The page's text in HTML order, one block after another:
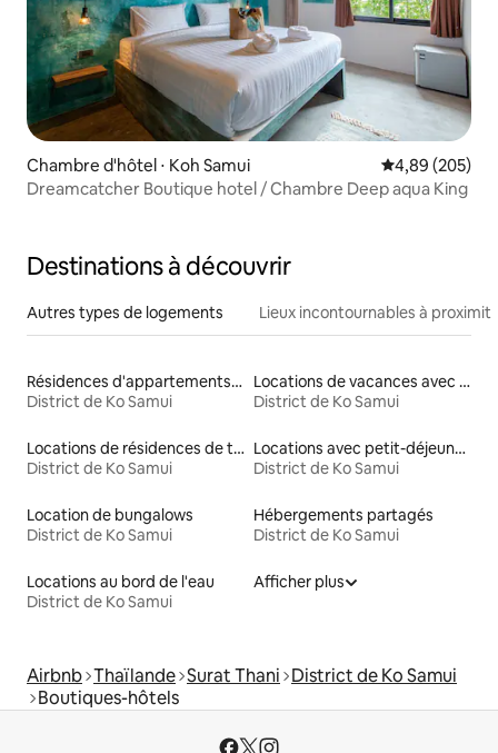
Chambre d'hôtel ⋅ Koh Samui Évaluation
4,89 (205)
Dreamcatcher Boutique hotel / Chambre Deep aqua King
Destinations à découvrir
Autres types de logements Lieux incontournables à
Résidences d'appartements en location
District de Ko Samui
Locations de vacances avec piscine
District de Ko Samui
Locations de résidences de tourisme
District de Ko Samui
Locations avec petit-déjeuner
District de Ko Samui
Location de bungalows
District de Ko Samui
Hébergements partagés
District de Ko Samui
Locations au bord de l'eau
District de Ko Samui
Afficher plus
Airbnb Thaïlande Surat Thani District de Ko Samui
Boutiques-hôtels